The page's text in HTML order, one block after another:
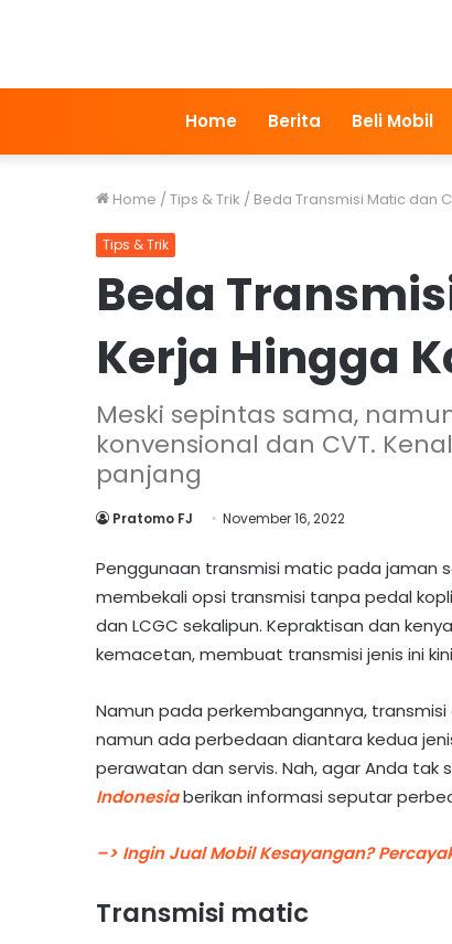
Home Berita Beli Mobil
Home /Tips & Trik / Beda Transmisi Matic dan
Tips & Trik
Beda
Kerja Hingga
Meski sepintas sama,
konvensional dan CVT.
panjang
Pratomo FJ November 16, 2022
Penggunaan transmisi matic pada jaman
membekali opsi transmisi tanpa pedal
dan LCGC sekalipun. Kepraktisan dan
kemacetan, membuat transmisi jenis ini
Namun pada perkembangannya,
namun ada perbedaan diantara kedua
perawatan dan servis. Nah, agar Anda
Indonesiaberikan informasi seputar
–> Ingin Jual Mobil Kesayangan?
Transmisi matic